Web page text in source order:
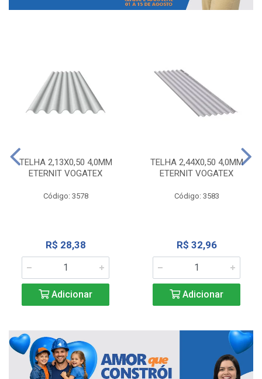
TELHA 2,13X0,50 4,0MM
ETERNIT VOGATEX
Código: 3578
R$ 28,38
Adicionar
TELHA 2,44X0,50 4,0MM
ETERNIT VOGATEX
Código: 3583
R$ 32,96
Adicionar